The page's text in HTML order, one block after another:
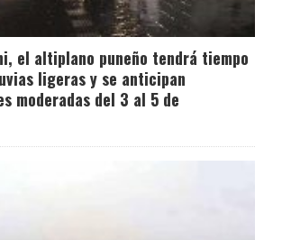
el altiplano puneño tendrá tiempo
ligeras y se anticipan
moderadas del 3 al 5 de